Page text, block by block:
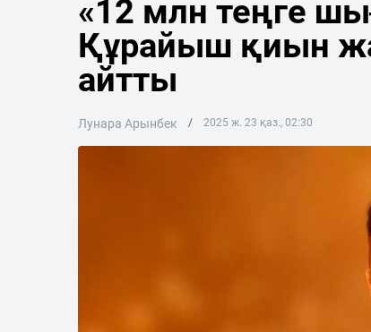
«12 млн теңге
Құрайыш қиын
айтты
Лунара Арынбек 2025 ж. 23 қаз., 02:30